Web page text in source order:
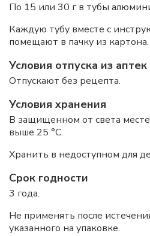
По 15 или 30 г в тубы
Каждую тубу вместе с
помещают в пачку из картона.
Условия отпуска из аптек
Отпускают без рецепта.
Условия хранения
В защищенном от света
выше 25 °С.
Хранить в недоступном для
Срок годности
3 года.
Не применять после
указанного на упаковке.